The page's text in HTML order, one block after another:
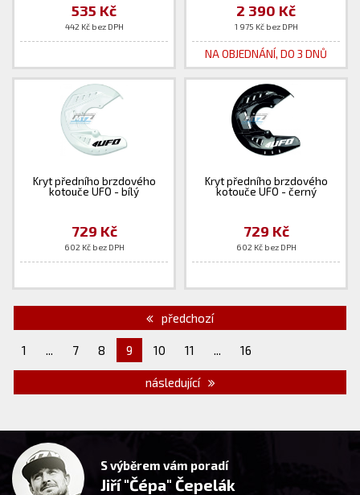
535 Kč
442 Kč bez DPH
2 390 Kč
1 975 Kč bez DPH
NA OBJEDNÁNÍ, DO 3 DNŮ
Kryt předního brzdového
kotouče UFO - bílý
729 Kč
602 Kč bez DPH
Kryt předního brzdového
kotouče UFO - černý
729 Kč
602 Kč bez DPH
předchozí
1 ... 7 8 9 10 11 ... 16
následující
S výběrem vám poradí
Jiří "Čépa" Čepelák